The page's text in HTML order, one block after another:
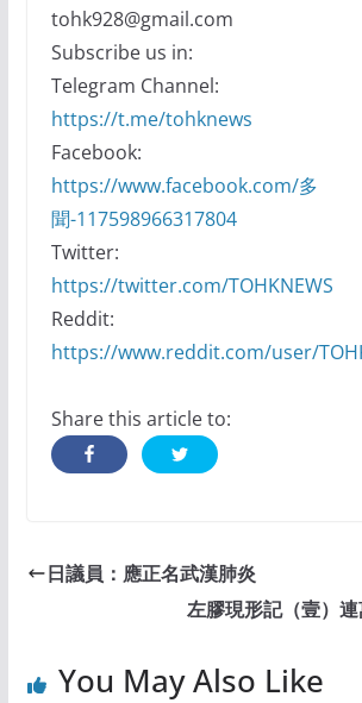
tohk928@gmail.com
Subscribe us in:
Telegram Channel:
https://t.me/tohknews
Facebook:
https://www.facebook.com/多
聞-117598966317804
Twitter:
https://twitter.com/TOHKNEWS
Reddit:
https://www.reddit.com/user/
Share this article to:
日議員：應正名武漢肺炎
左膠現形記（壹）
You May Also Like